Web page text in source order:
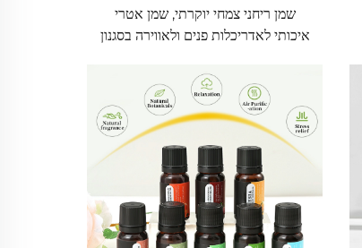
שמן ריחני צמחי יוקרתי, שמן אטרי
איכותי לאדריכלות פנים ולאווירה בסגנון